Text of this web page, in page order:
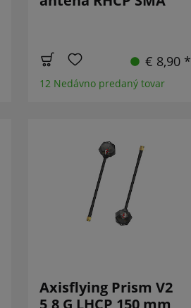
€ 8,90 *
12 Nedávno predaný tovar
Axisflying Prism V2